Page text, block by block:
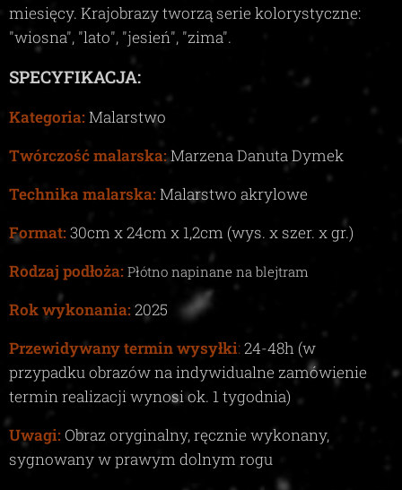
miesięcy. Krajobrazy tworzą serie kolorystyczne:
"wiosna", "lato", "jesień", "zima".
SPECYFIKACJA:
Kategoria:Malarstwo
Twórczość malarska:Marzena Danuta Dymek
Technika malarska: Malarstwo akrylowe
Format: 30cm x24cm x1,2cm (wys. x szer. x gr.)
Rodzaj podłoża: Płótno napinane na blejtram
Rok wykonania: 2025
Przewidywany termin wysyłki:24-48h (w
przypadku obrazów na indywidualne zamówienie
termin realizacji wynosi ok. 1tygodnia)
Uwagi: Obraz oryginalny, ręcznie wykonany,
sygnowany w prawym dolnym rogu